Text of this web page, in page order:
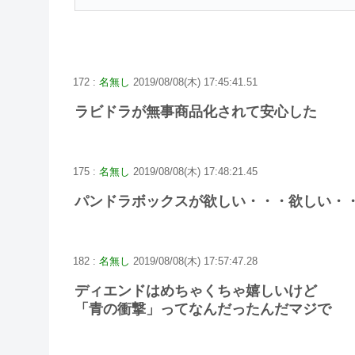
172 : 名無し 2019/08/08(木) 17:45:41.51
ラビドラが無事商品化されて安心した
175 : 名無し 2019/08/08(木) 17:48:21.45
パンドラボックスが欲しい・・・欲しい・
182 : 名無し 2019/08/08(木) 17:57:47.28
ディエンドはめちゃくちゃ嬉しいけど
「青の衝撃」ってなんだったんだマジで